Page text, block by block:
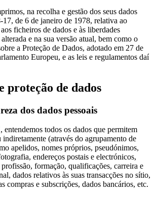
na recolha e gestão dos seus dados
17, de 6 de janeiro de 1978, relativa ao
ficheiros de dados e às liberdades
e na sua versão atual, bem como o
a Proteção de Dados, adotado em 27 de
Europeu, e as leis e regulamentos daí
proteção de dados
dos dados pessoais
entendemos todos os dados que permitem
(através do agrupamento de
apelidos, nomes próprios, pseudónimos,
endereços postais e electrónicos,
formação, qualificações, carreira e
dados relativos às suas transacções no sítio,
compras e subscrições, dados bancários, etc.